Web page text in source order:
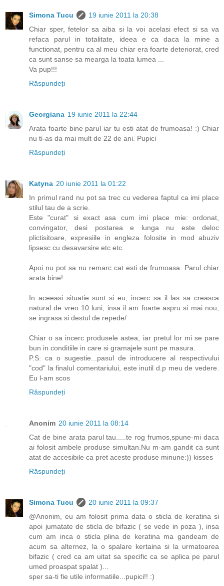
Simona Tucu
19 iunie 2011 la 20:38
Chiar sper, fetelor sa aiba si la voi acelasi efect si sa va
refaca parul in totalitate, ideea e ca daca la mine a
functionat, pentru ca al meu chiar era foarte deteriorat, cred
ca sunt sanse sa mearga la toata lumea ...
Va pup!!!
Răspundeți
Georgiana 19 iunie 2011 la 22:44
Arata foarte bine parul iar tu esti atat de frumoasa! :) Chiar
nu ti-as da mai mult de 22 de ani. Pupici
Răspundeți
Katyna 20 iunie 2011 la 01:22
In primul rand nu pot sa trec cu vederea faptul ca imi place
stilul tau de a scrie.
Este "curat" si exact asa cum imi place mie: ordonat,
convingator, desi postarea e lunga nu este deloc
plictisitoare, expresiile in engleza folosite in mod abuziv
lipsesc cu desavarsire etc etc.
Apoi nu pot sa nu remarc cat esti de frumoasa. Parul chiar
arata bine!
In aceeasi situatie sunt si eu, incerc sa il las sa creasca
natural de vreo 10 luni, insa il am foarte aspru si mai nou,
se ingrasa si destul de repede/
Chiar o sa incerc produsele astea, iar pretul lor mi se pare
bun in conditiile in care si gramajele sunt pe masura.
P.S: ca o sugestie...pasul de introducere al respectivului
"cod" la finalul comentariului, este inutil d.p meu de vedere.
Eu l-am scos
Răspundeți
Anonim 20 iunie 2011 la 08:14
Cat de bine arata parul tau.....te rog frumos,spune-mi daca
ai folosit ambele produse simultan.Nu m-am gandit ca sunt
atat de accesibile ca pret aceste produse minune:)) kisses
Răspundeți
Simona Tucu
20 iunie 2011 la 09:37
@Anonim, eu am folosit prima data o sticla de keratina si
apoi jumatate de sticla de bifazic ( se vede in poza ), insa
cum am inca o sticla plina de keratina ma gandeam de
acum sa alternez, la o spalare kertaina si la urmatoarea
bifazic ( cred ca am uitat sa specific ca se aplica pe parul
umed proaspat spalat )...
sper sa-ti fie utile informatiile...pupici!! :)